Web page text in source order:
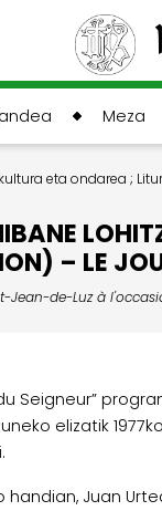
Meza
eta ondarea ;
– LE
Jean-de-Luz à
Seigneur”
elizatik
handian, Juan